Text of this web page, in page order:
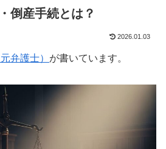
倒産手続とは？
2026.01.03
弁護士） が書いています。